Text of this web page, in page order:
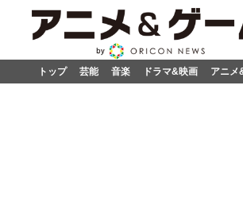
トップ 芸能 音楽 ドラマ&映画 アニメ